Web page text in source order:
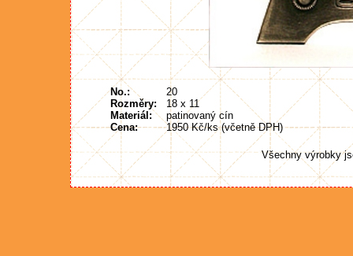
No.:
20
Rozměry: 18 x 11
Materiál:
patinovaný cín
Cena:
1950 Kč/ks (včetně DPH)
Všechny výrobky